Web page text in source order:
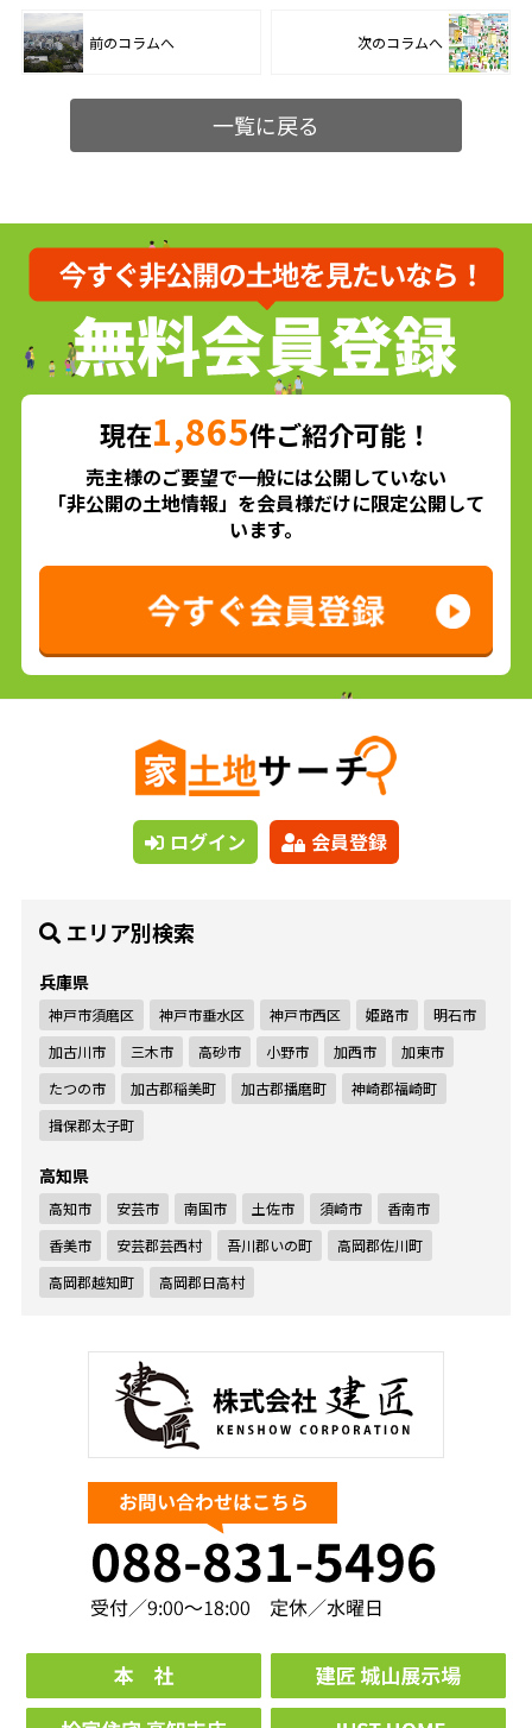
前のコラムへ 次のコラムへ
一覧に戻る
現在1,865件ご紹介可能！
売主様のご要望で一般には公開していない
「非公開の土地情報」を会員様だけに限定公開して
います。
ログイン 会員登録
エリア別検索
兵庫県
神戸市須磨区 神戸市垂水区 神戸市西区 姫路市
明石市
加古川市
三木市 高砂市 小野市 加西市
加東市
たつの市
加古郡稲美町 加古郡播磨町
神崎郡福崎町
揖保郡太子町
高知県
高知市 安芸市 南国市 土佐市 須崎市
香南市
香美市
安芸郡芸西村 吾川郡いの町
高岡郡佐川町
高岡郡越知町
高岡郡日高村